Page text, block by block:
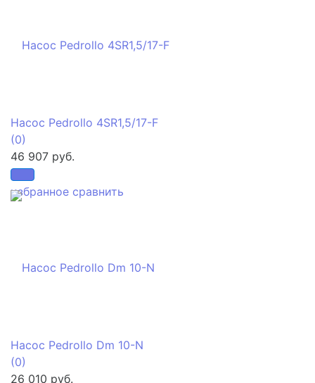
избранное сравнить
Насос Pedrollo 4SR1,5/17-F
(0)
46 907 руб.
Насос Pedrollo Dm 10-N
(0)
26 010 руб.